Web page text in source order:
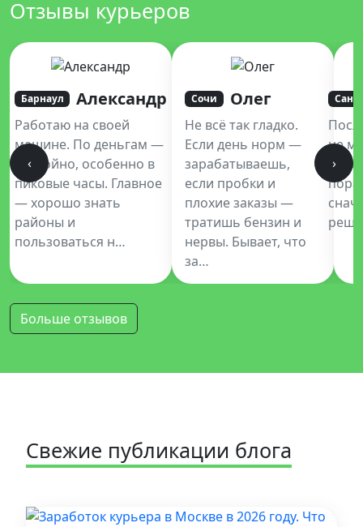
Отзывы курьеров
Барнаул Александр
Работаю на своей
машине. По деньгам —
достойно, особенно в
пиковые часы. Главное
— хорошо знать
районы и
пользоваться н…
Сочи Олег
Не всё так гладко.
Если день норм —
зарабатываешь,
если пробки и
плохие заказы —
тратишь бензин и
нервы. Бывает, что
за…
не
‹ ›
Больше отзывов
Свежие публикации блога